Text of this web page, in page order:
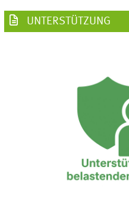
UNTERSTÜTZUNG